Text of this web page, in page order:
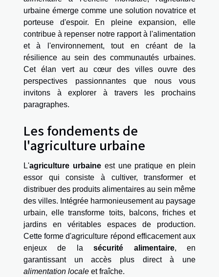
urbaine émerge comme une solution novatrice et
porteuse d'espoir. En pleine expansion, elle
contribue à repenser notre rapport à l'alimentation
et à l'environnement, tout en créant de la
résilience au sein des communautés urbaines.
Cet élan vert au cœur des villes ouvre des
perspectives passionnantes que nous vous
invitons à explorer à travers les prochains
paragraphes.
Les fondements de
l'agriculture urbaine
L'agriculture urbaineest une pratique en plein
essor qui consiste à cultiver, transformer et
distribuer des produits alimentaires au sein même
des villes. Intégrée harmonieusement au paysage
urbain, elle transforme toits, balcons, friches et
jardins en véritables espaces de production.
Cette forme d'agriculture répond efficacement aux
enjeux de lasécurité alimentaire, en
garantissant un accès plus direct à une
alimentation locale et fraîche.